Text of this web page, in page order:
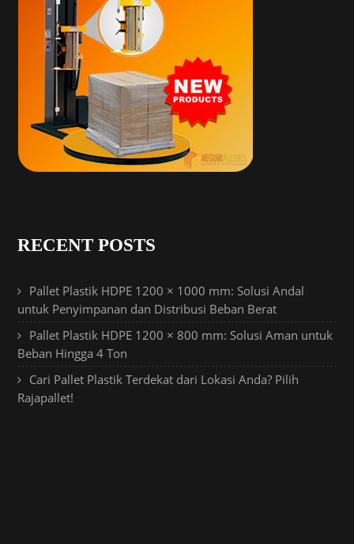
RECENT POSTS
Pallet Plastik HDPE 1200 × 1000 mm: Solusi Andal
untuk Penyimpanan dan Distribusi Beban Berat
Pallet Plastik HDPE 1200 × 800 mm: Solusi Aman untuk
Beban Hingga 4 Ton
Cari Pallet Plastik Terdekat dari Lokasi Anda? Pilih
Rajapallet!